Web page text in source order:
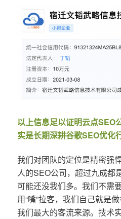
以上信息足以证明云点SEO
实是长期深耕谷歌SEO优化
我们对团队的定位是精密强
人的SEO公司，超过九成都
可能还没我们多。我们不需
用“嘴”拉客，我们自己就是
我们最大的客流来源。技术